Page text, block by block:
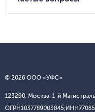
© 2026 ООО «УФС»
123290, Москва, 1-й
ОГРН1037789003845;ИНН